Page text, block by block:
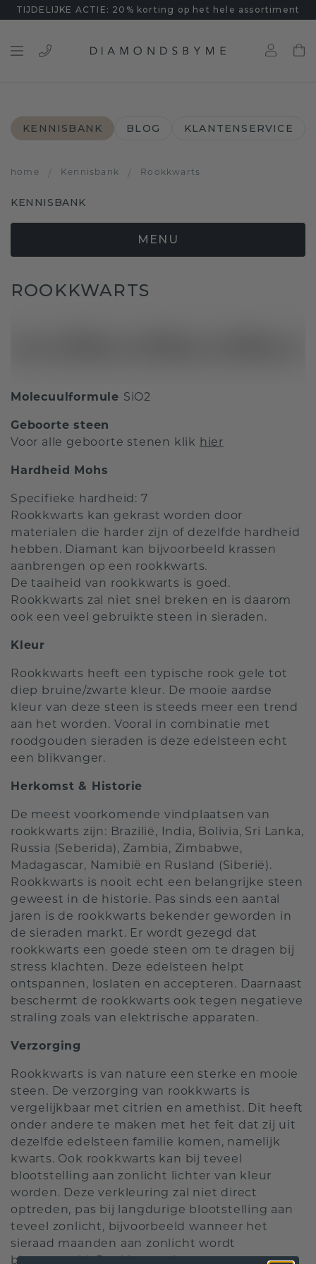
TIJDELIJKE ACTIE: 20% korting op het hele assortiment
KENNISBANK BLOG KLANTENSERVICE
home / Kennisbank / Rookkwarts
KENNISBANK
MENU
ROOKKWARTS
Molecuulformule SiO2
Geboorte steen
Voor alle geboorte stenen klik
hier
Hardheid Mohs
Specifieke hardheid: 7
Rookkwarts kan gekrast worden door
materialen die harder zijn of dezelfde hardheid
hebben. Diamant kan bijvoorbeeld krassen
aanbrengen op een rookkwarts.
De taaiheid van rookkwarts is goed.
Rookkwarts zal niet snel breken en is daarom
ook een veel gebruikte steen in sieraden.
Kleur
Rookkwarts heeft een typische rook gele tot
diep bruine/zwarte kleur. De mooie aardse
kleur van deze steen is steeds meer een trend
aan het worden. Vooral in combinatie met
roodgouden sieraden is deze edelsteen echt
een blikvanger.
Herkomst & Historie
De meest voorkomende vindplaatsen van
rookkwarts zijn: Brazilië, India, Bolivia, Sri Lanka,
Russia (Seberida), Zambia, Zimbabwe,
Madagascar, Namibië en Rusland (Siberië).
Rookkwarts is nooit echt een belangrijke steen
geweest in de historie. Pas sinds een aantal
jaren is de rookkwarts bekender geworden in
de sieraden markt. Er wordt gezegd dat
rookkwarts een goede steen om te dragen bij
stress klachten. Deze edelsteen helpt
ontspannen, loslaten en accepteren. Daarnaast
beschermt de rookkwarts ook tegen negatieve
straling zoals van elektrische apparaten.
Verzorging
Rookkwarts is van nature een sterke en mooie
steen. De verzorging van rookkwarts is
vergelijkbaar met citrien en amethist. Dit heeft
onder andere te maken met het feit dat zij uit
dezelfde edelsteen familie komen, namelijk
kwarts. Ook rookkwarts kan bij teveel
blootstelling aan zonlicht lichter van kleur
worden. Deze verkleuring zal niet direct
optreden, pas bij langdurige blootstelling aan
teveel zonlicht, bijvoorbeeld wanneer het
sieraad maanden aan zonlicht wordt
blootgesteld. Rookkwarts is van nature een